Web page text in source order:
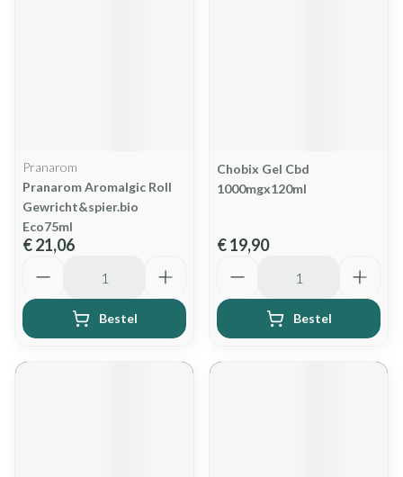
Pranarom
Pranarom Aromalgic Roll
Gewricht&spier.bio
Eco75ml
€ 21,06
Bestel
Chobix Gel Cbd
1000mgx120ml
€ 19,90
Bestel